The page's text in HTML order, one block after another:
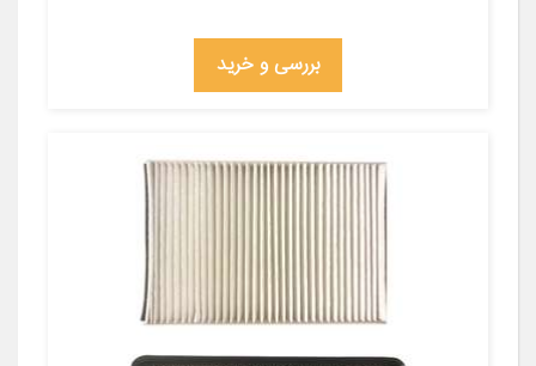
بررسی و خرید